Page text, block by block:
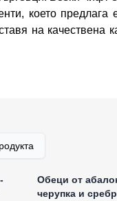
което
на качествена
Обеци от
черупка и